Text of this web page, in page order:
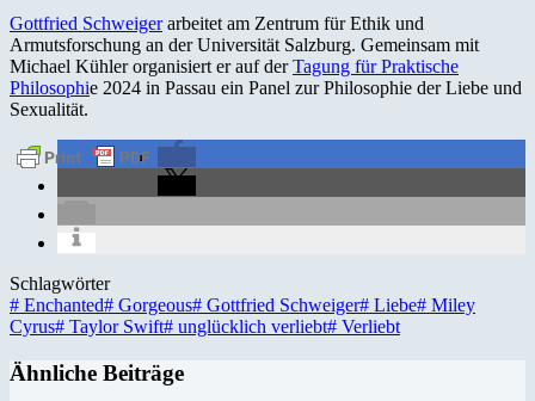
Gottfried Schweigerarbeitet am Zentrum für Ethik und
Armutsforschung an der Universität Salzburg. Gemeinsam mit
Michael Kühler organisiert er auf derTagung für Praktische
Philosophie 2024 in Passau ein Panel zur Philosophie der Liebe und
Sexualität.
Schlagwörter
# Enchanted# Gorgeous# Gottfried Schweiger# Liebe# Miley
Cyrus# Taylor Swift# unglücklich verliebt# Verliebt
Ähnliche Beiträge